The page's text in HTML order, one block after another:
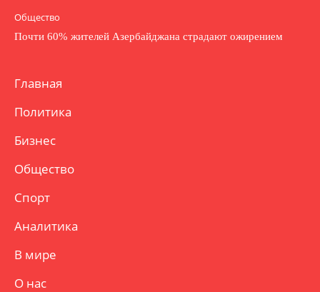
Общество
Почти 60% жителей Азербайджана страдают ожирением
Главная
Политика
Бизнес
Общество
Спорт
Аналитика
В мире
О нас